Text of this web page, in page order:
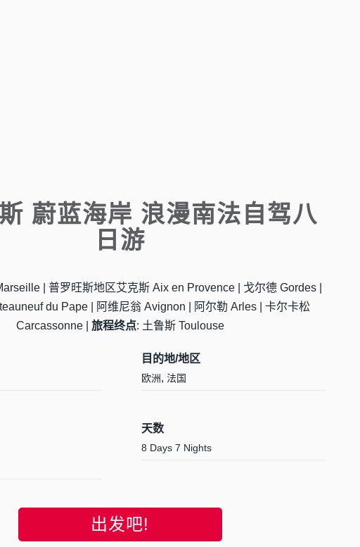
蔚蓝海岸 浪漫南法自驾八
日游
| 普罗旺斯地区艾克斯 Aix en Provence | 戈尔德 Gordes |
du Pape | 阿维尼翁 Avignon | 阿尔勒 Arles | 卡尔卡松
Carcassonne | 旅程终点: 土鲁斯 Toulouse
目的地/地区
欧洲, 法国
天数
8 Days 7 Nights
出发吧!